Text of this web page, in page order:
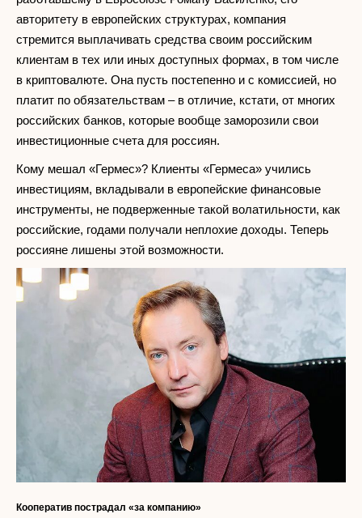
авторитету в европейских структурах, компания
стремится выплачивать средства своим российским
клиентам в тех или иных доступных формах, в том числе
в криптовалюте. Она пусть постепенно и с комиссией, но
платит по обязательствам – в отличие, кстати, от многих
российских банков, которые вообще заморозили свои
инвестиционные счета для россиян.
Кому мешал «Гермес»? Клиенты «Гермеса» учились
инвестициям, вкладывали в европейские финансовые
инструменты, не подверженные такой волатильности, как
российские, годами получали неплохие доходы. Теперь
россияне лишены этой возможности.
Кооператив пострадал «за компанию»